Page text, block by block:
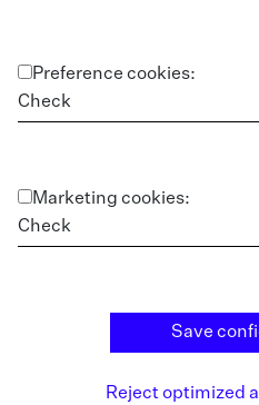
Preference cookies:
Check
Marketing cookies:
Check
Save
Reject optimized